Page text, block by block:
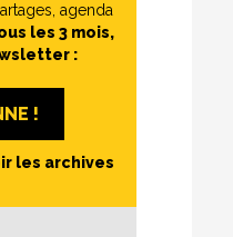
agenda
les 3 mois,
:
!
les archives